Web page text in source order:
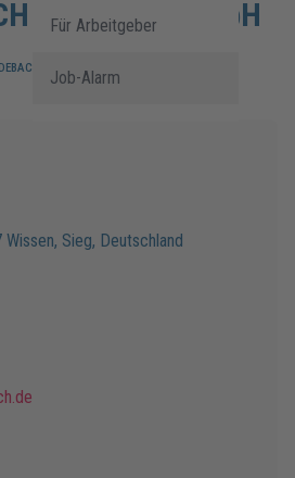
Für Arbeitgeber
Job-Alarm
Ingenieure GmbH
Ingenieure GmbH
Wissen, Sieg, Deutschland